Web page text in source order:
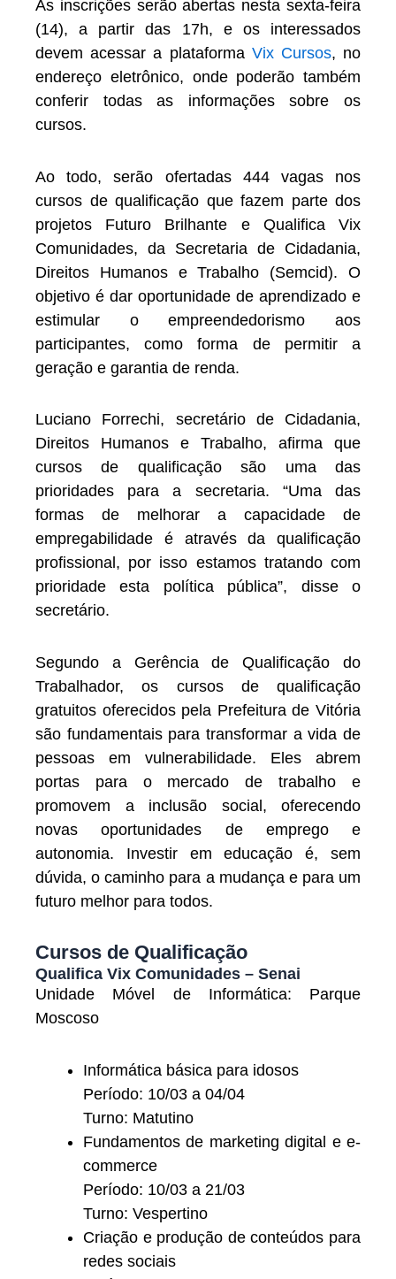
As inscrições serão abertas nesta sexta-feira
(14), a partir das 17h, e os interessados
devem acessar a plataforma Vix Cursos, no
endereço eletrônico, onde poderão também
conferir todas as informações sobre os
cursos.
Ao todo, serão ofertadas 444 vagas nos
cursos de qualificação que fazem parte dos
projetos Futuro Brilhante e Qualifica Vix
Comunidades, da Secretaria de Cidadania,
Direitos Humanos e Trabalho (Semcid). O
objetivo é dar oportunidade de aprendizado e
estimular o empreendedorismo aos
participantes, como forma de permitir a
geração e garantia de renda.
Luciano Forrechi, secretário de Cidadania,
Direitos Humanos e Trabalho, afirma que
cursos de qualificação são uma das
prioridades para a secretaria. “Uma das
formas de melhorar a capacidade de
empregabilidade é através da qualificação
profissional, por isso estamos tratando com
prioridade esta política pública”, disse o
secretário.
Segundo a Gerência de Qualificação do
Trabalhador, os cursos de qualificação
gratuitos oferecidos pela Prefeitura de Vitória
são fundamentais para transformar a vida de
pessoas em vulnerabilidade. Eles abrem
portas para o mercado de trabalho e
promovem a inclusão social, oferecendo
novas oportunidades de emprego e
autonomia. Investir em educação é, sem
dúvida, o caminho para a mudança e para um
futuro melhor para todos.
Cursos de Qualificação
Qualifica Vix Comunidades – Senai
Unidade Móvel de Informática: Parque
Moscoso
Informática básica para idosos
Período: 10/03 a 04/04
Turno: Matutino
Fundamentos de marketing digital e e-
commerce
Período: 10/03 a 21/03
Turno: Vespertino
Criação e produção de conteúdos para
redes sociais